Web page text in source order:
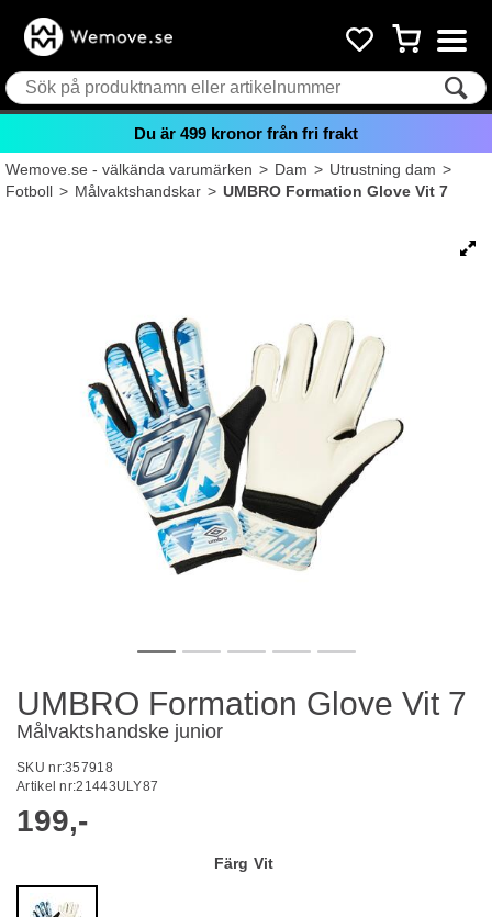
Du är 499 kronor från fri frakt
Wemove.se - välkända varumärken>Dam>Utrustning dam>
Fotboll>Målvaktshandskar>UMBRO Formation Glove Vit 7
UMBRO Formation Glove Vit 7
Målvaktshandske junior
SKU nr:357918
Artikel nr:21443ULY87
199,-
Färg Vit